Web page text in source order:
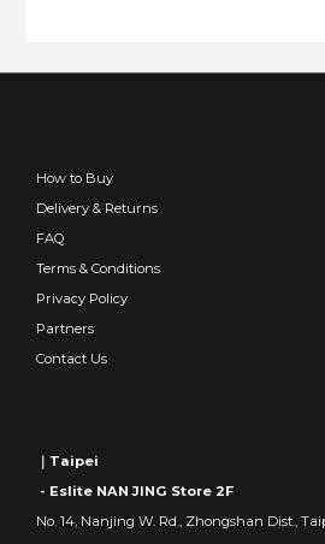
How to Buy
Delivery & Returns
FAQ
Terms & Conditions
Privacy Policy
Partners
Contact Us
｜Taipei
- Eslite NAN JING Store 2F
No. 14, Nanjing W. Rd., Zhongshan Dist.,